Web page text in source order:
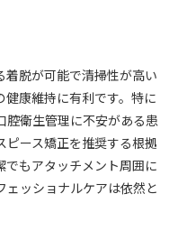
着脱が可能で清掃性が高い
康維持に有利です。特に
腔衛生管理に不安がある患
ース矯正を推奨する根拠
でもアタッチメント周囲に
ェッショナルケアは依然と